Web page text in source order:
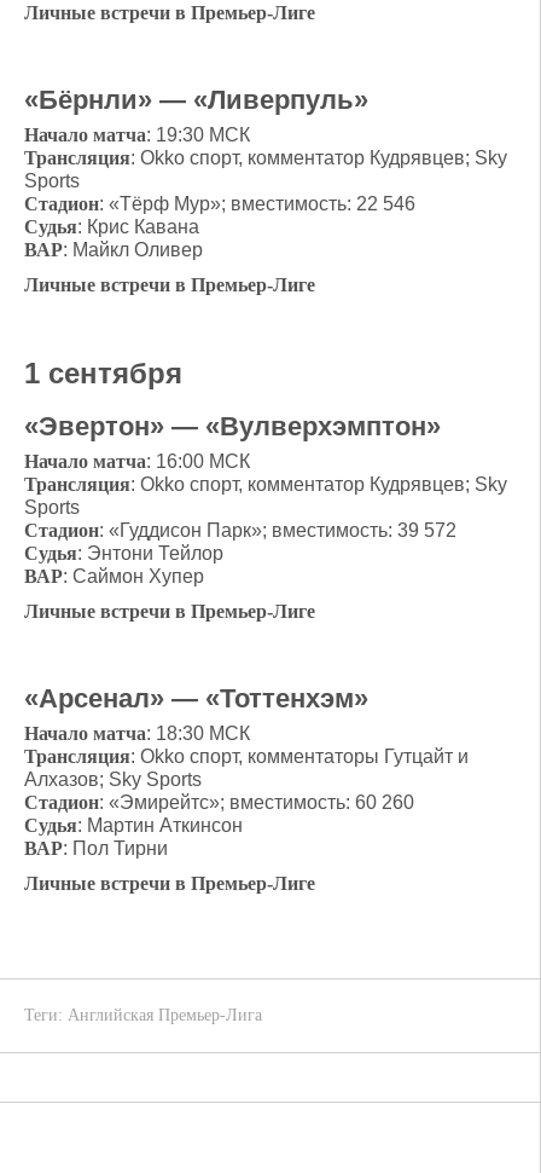
Личные встречи в Премьер-Лиге
«Бёрнли» — «Ливерпуль»
Начало матча: 19:30 МСК
Трансляция: Okko cпорт, комментатор Кудрявцев; Sky
Sports
Стадион: «Тёрф Мур»; вместимость: 22 546
Судья: Крис Кавана
ВАР: Майкл Оливер
Личные встречи в Премьер-Лиге
1 сентября
«Эвертон» — «Вулверхэмптон»
Начало матча: 16:00 МСК
Трансляция: Okko cпорт, комментатор Кудрявцев; Sky
Sports
Стадион: «Гуддисон Парк»; вместимость: 39 572
Судья: Энтони Тейлор
ВАР: Саймон Хупер
Личные встречи в Премьер-Лиге
«Арсенал» — «Тоттенхэм»
Начало матча: 18:30 МСК
Трансляция: Okko cпорт, комментаторы Гутцайт и
Алхазов; Sky Sports
Стадион: «Эмирейтс»; вместимость: 60 260
Судья: Мартин Аткинсон
ВАР: Пол Тирни
Личные встречи в Премьер-Лиге
Теги: Английская Премьер-Лига